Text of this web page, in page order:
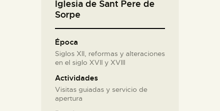
Iglesia de Sant Pere de
Sorpe
Época
Siglos XII, reformas y alteraciones
en el siglo XVII y XVIII
Actividades
Visitas guiadas y servicio de
apertura